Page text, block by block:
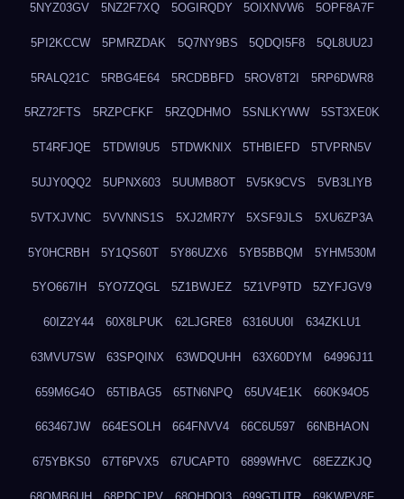
5NYZ03GV 5NZ2F7XQ 5OGIRQDY 5OIXNVW6 5OPF8A7F
5PI2KCCW 5PMRZDAK 5Q7NY9BS 5QDQI5F8 5QL8UU2J
5RALQ21C 5RBG4E64 5RCDBBFD 5ROV8T2I 5RP6DWR8
5RZ72FTS 5RZPCFKF 5RZQDHMO 5SNLKYWW 5ST3XE0K
5T4RFJQE 5TDWI9U5 5TDWKNIX 5THBIEFD 5TVPRN5V
5UJY0QQ2 5UPNX603 5UUMB8OT 5V5K9CVS 5VB3LIYB
5VTXJVNC 5VVNNS1S 5XJ2MR7Y 5XSF9JLS 5XU6ZP3A
5Y0HCRBH 5Y1QS60T 5Y86UZX6 5YB5BBQM 5YHM530M
5YO667IH 5YO7ZQGL 5Z1BWJEZ 5Z1VP9TD 5ZYFJGV9
60IZ2Y44 60X8LPUK 62LJGRE8 6316UU0I 634ZKLU1
63MVU7SW 63SPQINX 63WDQUHH 63X60DYM 64996J11
659M6G4O 65TIBAG5 65TN6NPQ 65UV4E1K 660K94O5
663467JW 664ESOLH 664FNVV4 66C6U597 66NBHAON
675YBKS0 67T6PVX5 67UCAPT0 6899WHVC 68EZZKJQ